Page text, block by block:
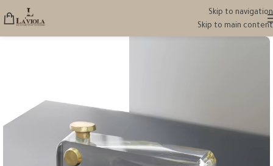
Skip to navigation
Skip to main content